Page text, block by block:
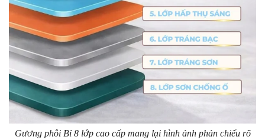
Gương phôi Bỉ 8 lớp cao cấp mang lại hình ảnh phản chiếu rõ